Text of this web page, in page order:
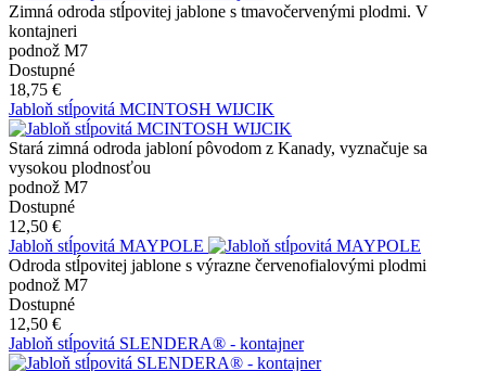
Zimná odroda stĺpovitej jablone s tmavočervenými plodmi. V
kontajneri
podnož M7
Dostupné
18,75 €
Jabloň stĺpovitá MCINTOSH WIJCIK
Stará zimná odroda jabloní pôvodom z Kanady, vyznačuje sa
vysokou plodnosťou
podnož M7
Dostupné
12,50 €
Jabloň stĺpovitá MAYPOLE
Odroda stĺpovitej jablone s výrazne červenofialovými plodmi
podnož M7
Dostupné
12,50 €
Jabloň stĺpovitá SLENDERA® - kontajner